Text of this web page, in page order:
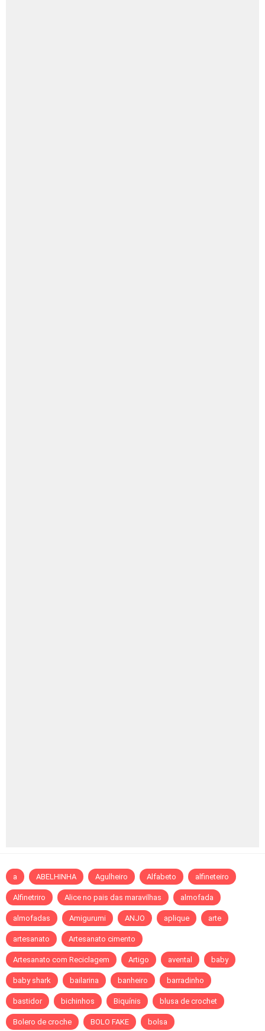
a ABELHINHA Agulheiro Alfabeto alfineteiro
Alfinetriro Alice no pais das maravilhas almofada
almofadas Amigurumi ANJO aplique arte
artesanato Artesanato cimento
Artesanato com Reciclagem Artigo avental baby
baby shark bailarina banheiro barradinho
bastidor bichinhos Biquínis blusa de crochet
Bolero de croche BOLO FAKE bolsa